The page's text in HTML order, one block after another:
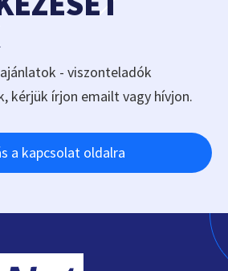
- viszonteladók
kérjük írjon emailt vagy hívjon.
a kapcsolat oldalra